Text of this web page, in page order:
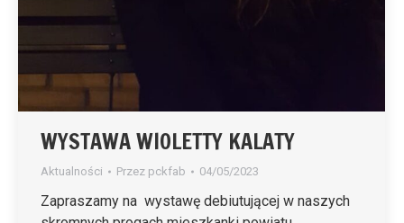
WYSTAWA WIOLETTY KALATY
Aktualności Przez pckfab 04/05/2023
Zapraszamy na wystawę debiutującej w naszych